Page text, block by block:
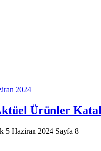
2024
Ürünler